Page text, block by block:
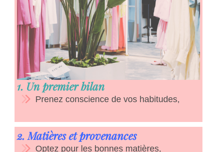
1. Un premier bilan
Prenez conscience de vos habitudes,
2. Matières et provenances
Optez pour les bonnes matières,